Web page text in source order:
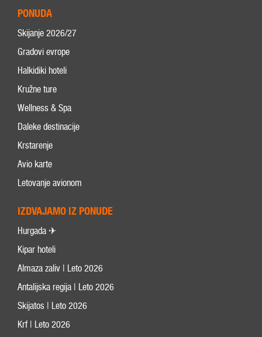
PONUDA
Skijanje 2026/27
Gradovi evrope
Halkidiki hoteli
Kružne ture
Wellness & Spa
Daleke destinacije
Krstarenje
Avio karte
Letovanje avionom
IZDVAJAMO IZ PONUDE
Hurgada ✈
Kipar hoteli
Almaza zaliv | Leto 2026
Antalijska regija | Leto 2026
Skijatos | Leto 2026
Krf | Leto 2026